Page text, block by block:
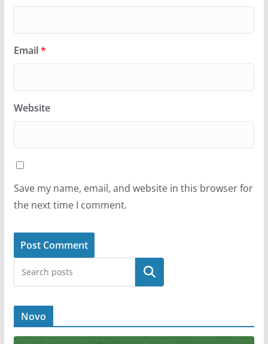
Email*
Website
Save my name, email, and website in this browser for
the next time I comment.
Novo